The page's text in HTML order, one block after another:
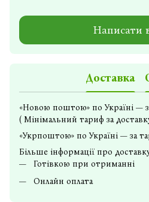
Написати
Доставка
«Новою поштою» по Україні —
( Мінімальний тариф за
«Укрпоштою» по Україні — за
Більше інформації про
Готівкою при отриманні
Онлайн оплата